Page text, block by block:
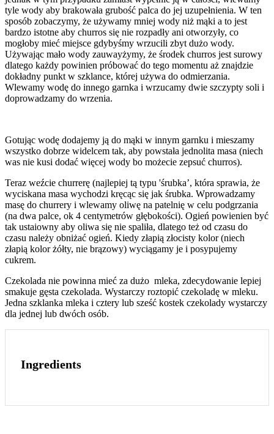
tyle wody aby brakowała grubość palca do jej uzupełnienia. W ten
sposób zobaczymy, że używamy mniej wody niż mąki a to jest
bardzo istotne aby churros się nie rozpadły ani otworzyły, co
mogłoby mieć miejsce gdybyśmy wrzucili zbyt dużo wody.
Używając mało wody zauwayżymy, że środek churros jest surowy
dlatego każdy powinien próbować do tego momentu aż znajdzie
dokładny punkt w szklance, której używa do odmierzania.
Wlewamy wodę do innego garnka i wrzucamy dwie szczypty soli i
doprowadzamy do wrzenia.
Gotując wodę dodajemy ją do mąki w innym garnku i mieszamy
wszystko dobrze widelcem tak, aby powstała jednolita masa (niech
was nie kusi dodać więcej wody bo możecie zepsuć churros).
Teraz weźcie churrerę (najlepiej tą typu 'śrubka’, która sprawia, że
wyciskana masa wychodzi kręcąc się jak śrubka. Wprowadzamy
masę do churrery i wlewamy oliwę na patelnię w celu podgrzania
(na dwa palce, ok 4 centymetrów głębokości). Ogień powienien być
tak ustaiowny aby oliwa się nie spaliła, dlatego też od czasu do
czasu należy obniżać ogień. Kiedy złapią złocisty kolor (niech
złapią kolor żółty, nie brązowy) wyciągamy je i posypujemy
cukrem.
Czekolada nie powinna mieć za dużo mleka, zdecydowanie lepiej
smakuje gęsta czekolada. Wystarczy roztopić czekoladę w mleku.
Jedna szklanka mleka i cztery lub sześć kostek czekolady wystarczy
dla jednej lub dwóch osób.
Ingredients